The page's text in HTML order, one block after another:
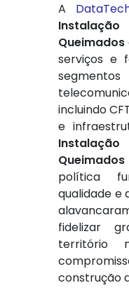
A
Queimados
serviços e
incluindo
e
Queimados
política
qualidade e
fidelizar
território
construção